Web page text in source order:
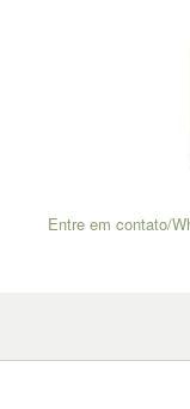
Entre em contato/